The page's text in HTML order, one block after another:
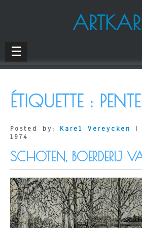
☰
ÉTIQUETTE :
Posted by: Karel Vereycken
|
1974
SCHOTEN, BOERDERIJ